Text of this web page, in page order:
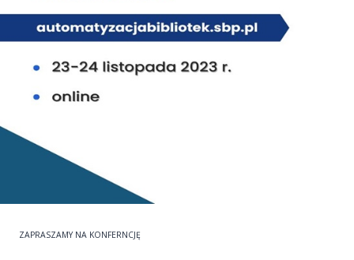
ZAPRASZAMY NA KONFERNCJĘ